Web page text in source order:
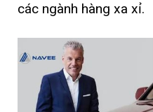
các ngành hàng xa xỉ.